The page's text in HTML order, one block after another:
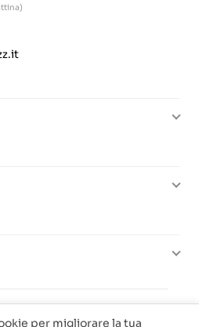
per migliorare la tua